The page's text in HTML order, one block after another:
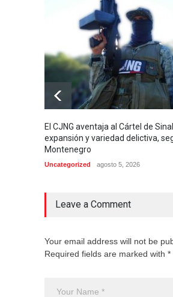
El CJNG aventaja al Cártel de
expansión y variedad delictiva,
Montenegro
Uncategorized agosto 5, 2026
Leave a Comment
Your email address will not be
Required fields are marked with *